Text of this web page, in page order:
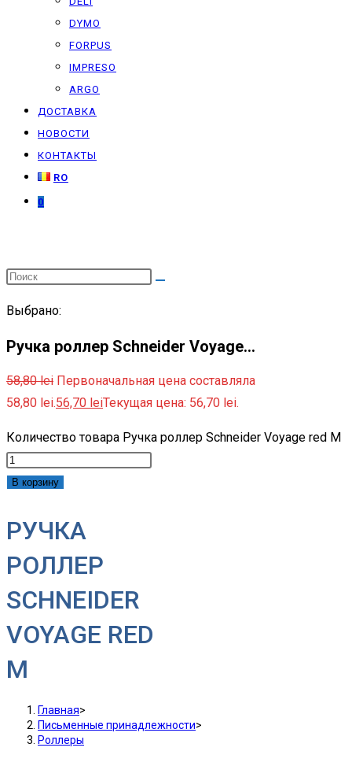
DYMO
FORPUS
IMPRESO
ARGO
ДОСТАВКА
НОВОСТИ
КОНТАКТЫ
RO
0
Выбрано:
Ручка роллер Schneider Voyage…
58,80lei Первоначальная цена составляла
58,80 lei.56,70 leiТекущая цена: 56,70 lei.
Количество товара Ручка роллер Schneider Voyage red M
В корзину
РУЧКА
РОЛЛЕР
SCHNEIDER
VOYAGE RED
M
Главная>
Письменные принадлежности>
Роллеры